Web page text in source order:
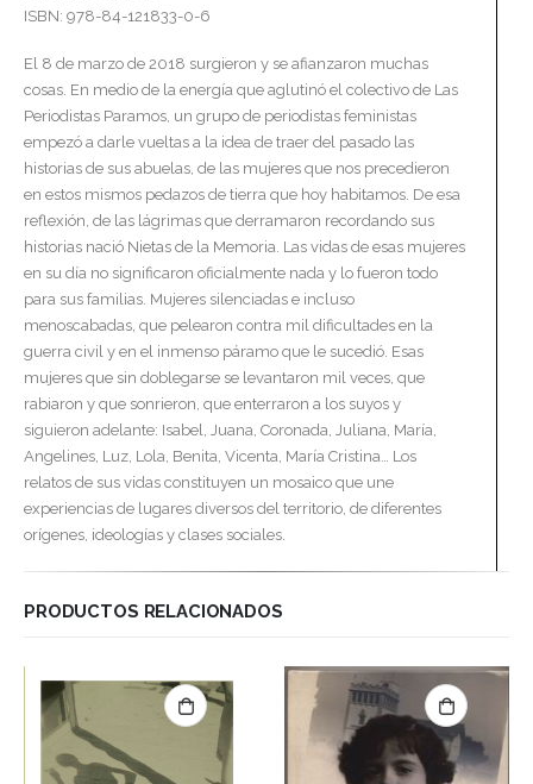
ISBN: 978-84-121833-0-6
El 8 de marzo de 2018 surgieron y se afianzaron muchas
cosas. En medio de la energía que aglutinó el colectivo de Las
Periodistas Paramos, un grupo de periodistas feministas
empezó a darle vueltas a la idea de traer del pasado las
historias de sus abuelas, de las mujeres que nos precedieron
en estos mismos pedazos de tierra que hoy habitamos. De esa
reflexión, de las lágrimas que derramaron recordando sus
historias nació Nietas de la Memoria. Las vidas de esas mujeres
en su día no significaron oficialmente nada y lo fueron todo
para sus familias. Mujeres silenciadas e incluso
menoscabadas, que pelearon contra mil dificultades en la
guerra civil y en el inmenso páramo que le sucedió. Esas
mujeres que sin doblegarse se levantaron mil veces, que
rabiaron y que sonrieron, que enterraron a los suyos y
siguieron adelante: Isabel, Juana, Coronada, Juliana, María,
Angelines, Luz, Lola, Benita, Vicenta, María Cristina… Los
relatos de sus vidas constituyen un mosaico que une
experiencias de lugares diversos del territorio, de diferentes
orígenes, ideologías y clases sociales.
PRODUCTOS RELACIONADOS